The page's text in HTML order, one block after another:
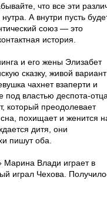
что все эти
А внутри пусть
союз — это
история.
и его жены Элизабет
сказку, живой вариант
чахнет взаперти и
под властью деспота-
который преодолевает
похищает и женится
дитя, они
пишут оба.
Марина Влади играет в
играл Чехова.